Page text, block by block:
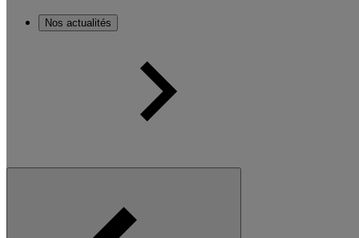
Nos actualités